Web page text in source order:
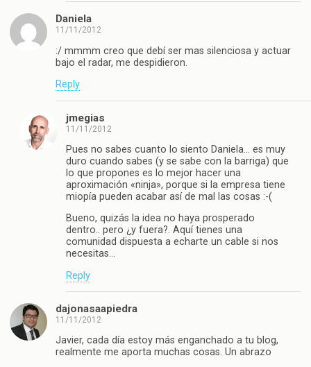
Daniela
11/11/2012
:/ mmmm creo que debí ser mas silenciosa y actuar
bajo el radar, me despidieron.
Reply
jmegias
11/11/2012
Pues no sabes cuanto lo siento Daniela… es muy
duro cuando sabes (y se sabe con la barriga) que
lo que propones es lo mejor hacer una
aproximación «ninja», porque si la empresa tiene
miopía pueden acabar así de mal las cosas :-(
Bueno, quizás la idea no haya prosperado
dentro.. pero ¿y fuera?. Aquí tienes una
comunidad dispuesta a echarte un cable si nos
necesitas…
Reply
dajonasaapiedra
11/11/2012
Javier, cada día estoy más enganchado a tu blog,
realmente me aporta muchas cosas. Un abrazo